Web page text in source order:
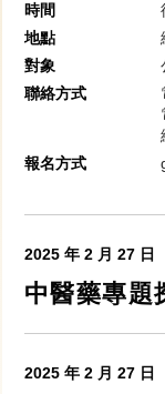
時間
地點
對象
聯絡方式
報名方式
2025 年 2 月 27 日
中醫藥專題
2025 年 2 月 27 日